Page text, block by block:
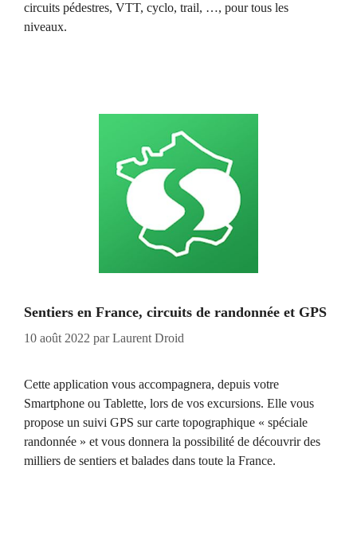
circuits pédestres, VTT, cyclo, trail, …, pour tous les
niveaux.
Sentiers en France, circuits de randonnée et GPS
10 août 2022 parLaurent Droid
Cette application vous accompagnera, depuis votre
Smartphone ou Tablette, lors de vos excursions. Elle vous
propose un suivi GPS sur carte topographique « spéciale
randonnée » et vous donnera la possibilité de découvrir des
milliers de sentiers et balades dans toute la France.